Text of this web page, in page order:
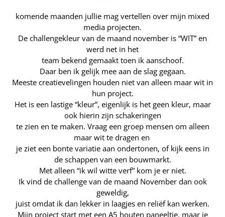
komende maanden jullie mag vertellen over mijn mixed
media projecten.
De challengekleur van de maand november is “WIT” en
werd net in het
team bekend gemaakt toen ik aanschoof.
Daar ben ik gelijk mee aan de slag gegaan.
Meeste creatievelingen houden niet van alleen maar wit in
hun project.
Het is een lastige “kleur”, eigenlijk is het geen kleur, maar
ook hierin zijn schakeringen
te zien en te maken. Vraag een groep mensen om alleen
maar wit te dragen en
je ziet een bonte variatie aan ondertonen, of kijk eens in
de schappen van een bouwmarkt.
Met alleen “ik wil witte verf” kom je er niet.
Ik vind de challenge van de maand November dan ook
geweldig,
juist omdat ik dan lekker in laagjes en reliëf kan werken.
Mijn project start met een A5 houten paneeltje, maar je